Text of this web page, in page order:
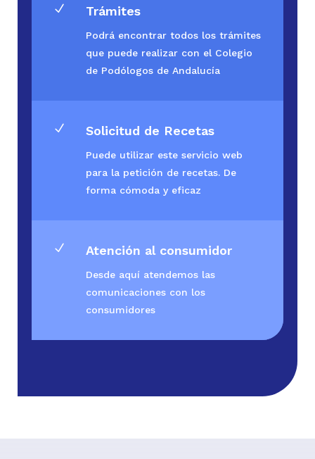
N Trámites
Podrá encontrar todos los trámites
que puede realizar con el Colegio
de Podólogos de Andalucía
N Solicitud de Recetas
Puede utilizar este servicio web
para la petición de recetas. De
forma cómoda y eficaz
N Atención al consumidor
Desde aquí atendemos las
comunicaciones con los
consumidores